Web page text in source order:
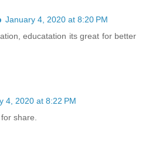
January 4, 2020 at 8:20 PM
educatation its great for better
4, 2020 at 8:22 PM
share.